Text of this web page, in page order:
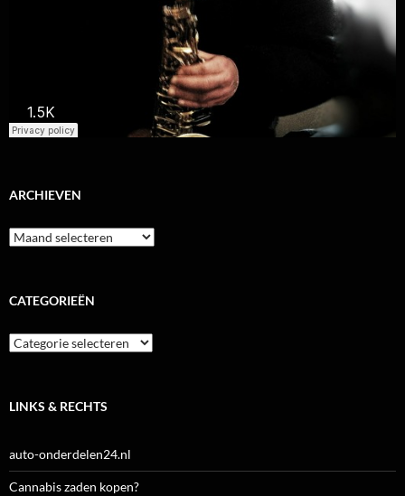
ARCHIEVEN
Archieven
CATEGORIEËN
Categorieën
LINKS & RECHTS
auto-onderdelen24.nl
Cannabis zaden kopen?